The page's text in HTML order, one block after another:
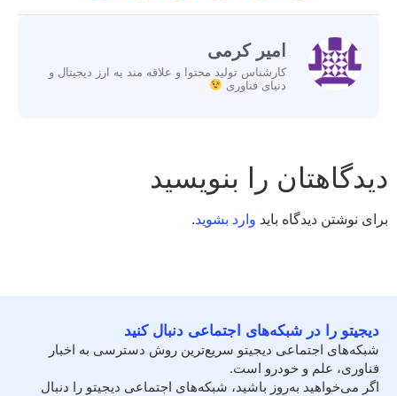
امیر کرمی
کارشناس تولید محتوا و علاقه مند به ارز دیجیتال و
دنیای فناوری
دیدگاهتان را بنویسید
برای نوشتن دیدگاه باید وارد بشوید.
دیجیتو را در شبکه‌های اجتماعی دنبال کنید
شبکه‌های اجتماعی دیجیتو سریع‌ترین روش دسترسی به اخبار
فناوری، علم و خودرو است.
اگر می‌خواهید به‌روز باشید، شبکه‌های اجتماعی دیجیتو را دنبال